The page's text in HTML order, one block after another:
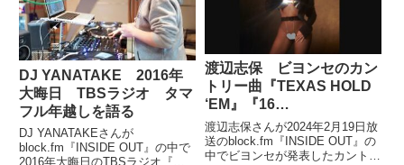
DJ YANATAKE 2016年
大晦日 TBSラジオ タマ
フル年越しを語る
DJ YANATAKEさんが
block.fm『INSIDE OUT』の中で
2016年大晦日のTBSラジオ『タ
渡辺志保 ビヨンセのカン
トリー曲『TEXAS HOLD
‘EM』『16
CARRIAGES』発表を語る
渡辺志保さんが2024年2月19日放
送のblock.fm『INSIDE OUT』の
中でビヨンセが発表したカントリ